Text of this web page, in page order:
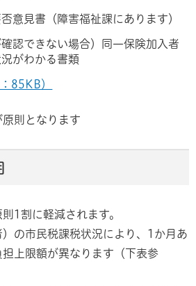
意見書（障害福祉課にあります）
確認できない場合）同一保険加入者
がわかる書類
85KB）
原則となります
1割に軽減されます。
の市民税課税状況により、1か月あ
上限額が異なります（下表参